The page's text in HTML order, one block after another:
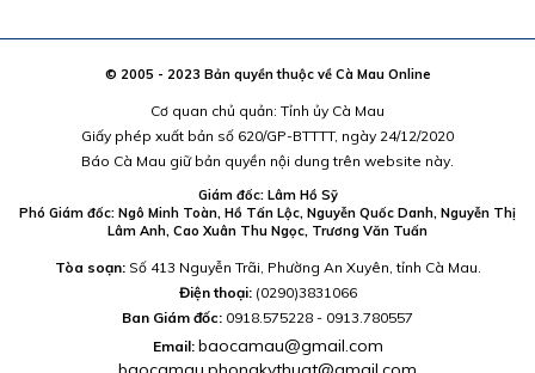
© 2005 - 2023 Bản quyền thuộc về Cà Mau Online
Cơ quan chủ quản: Tỉnh ủy Cà Mau
Giấy phép xuất bản số 620/GP-BTTTT, ngày 24/12/2020
Báo Cà Mau giữ bản quyền nội dung trên website này.
Giám đốc: Lâm Hồ Sỹ
Phó Giám đốc: Ngô Minh Toàn, Hồ Tấn Lộc, Nguyễn Quốc Danh, Nguyễn Thị
Lâm Anh, Cao Xuân Thu Ngọc, Trương Văn Tuấn
Tòa soạn:Số 413 Nguyễn Trãi, Phường An Xuyên, tỉnh Cà Mau.
Điện thoại: (0290)3831066
Ban Giám đốc: 0918.575228 - 0913.780557
Email: baocamau@gmail.com